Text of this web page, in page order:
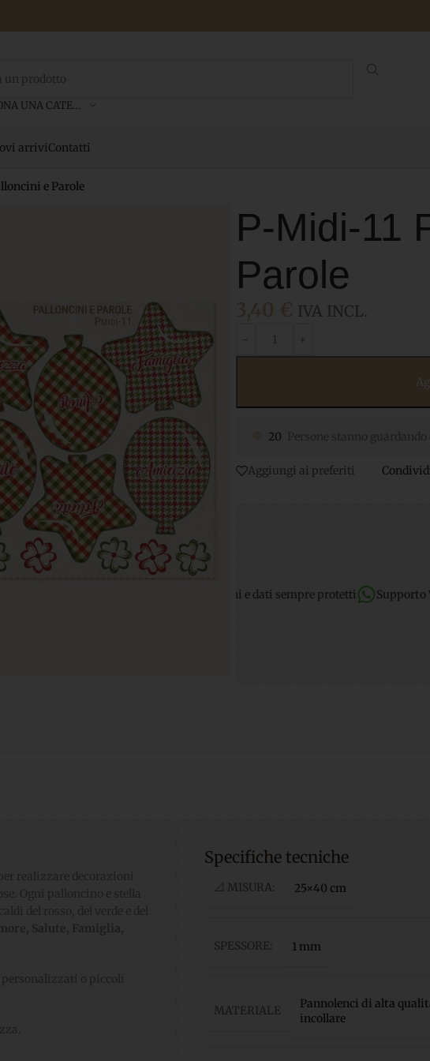
SELEZIONA UNA CATEGORIA
arriviContatti
e Parole
P-Midi-11
Parole
IVA INCL.
20
Aggiungi ai preferiti
per transazioni e dati sempre protetti Supporto WhatsApp:
Specifiche tecniche
📐 MISURA: 25×40 cm
SPESSORE: 1 mm
MATERIALE
Pannolenci di alta
incollare